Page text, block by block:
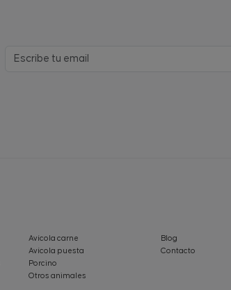
Avícola carne
Avícola puesta
Porcino
Otros animales
Blog
Contacto